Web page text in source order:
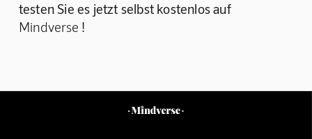
testen Sie es jetzt selbst kostenlos auf
Mindverse !